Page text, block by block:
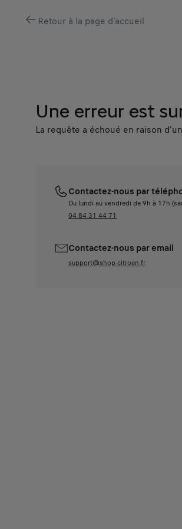
Retour à la page d'accueil
Une erreur est
La requête a échoué en raison
Contactez-nous par
Du lundi au vendredi de 9h à 17h
04 84 31 44 71
Contactez-nous par email
support@shop-citroen.fr